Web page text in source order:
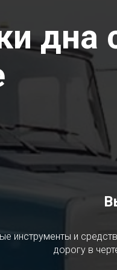
дна
инструменты и
дорогу в